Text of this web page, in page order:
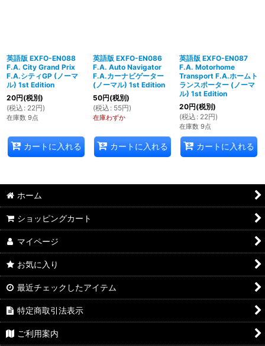
英語版 EXFO-EN088
F.A. City Grand Prix
F.A.シティGP (ノーマ
ル) 1st Edition
20円(税別)
(税込 : 22円)
在庫数 9点
カートに入れる
英語版 EXFO-EN086
F.A. Auto Navigator
F.A.カーナビゲーター
(ノーマル) 1st Edition
50円(税別)
(税込 : 55円)
在庫わずか
カートに入れる
英語版 EXFO-EN087
F.A. Motorhome
Transport F.A.ホームト
ランスポーター (ノーマ
ル) 1st Edition
20円(税別)
(税込 : 22円)
在庫数 9点
カートに入れる
ホーム
ショッピングカート
マイページ
お気に入り
最近チェックしたアイテム
特定商取引法表示
ご利用案内